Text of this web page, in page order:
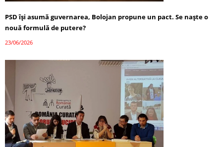
PSD își asumă guvernarea, Bolojan propune un pact. Se naște o
nouă formulă de putere?
23/06/2026